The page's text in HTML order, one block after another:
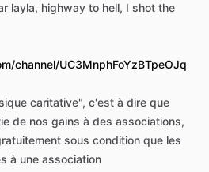
layla, highway to hell, I shot the
channel/UC3MnphFoYzBTpeOJq
caritative", c'est à dire que
de nos gains à des associations,
sous condition que les
à une association